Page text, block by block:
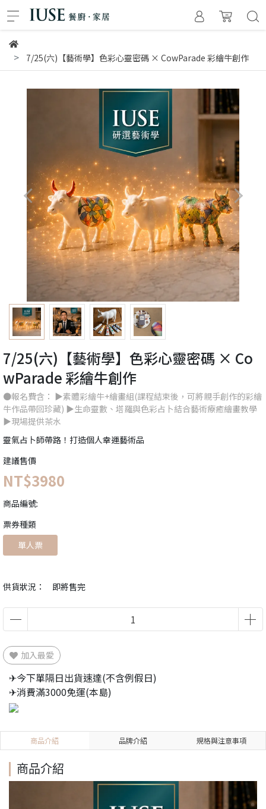
7/25(六)【藝術學】色彩心靈密碼 × CowParade 彩繪牛創作
7/25(六)【藝術學】色彩心靈密碼 × Co
wParade 彩繪牛創作
●報名費含： ▶素體彩繪牛+繪畫組(課程結束後，可將親手創作的彩繪
牛作品帶回珍藏) ▶生命靈數、塔羅與色彩占卜結合藝術療癒繪畫教學
▶現場提供茶水
靈氣占卜師帶路！打造個人幸運藝術品
建議售價
NT$3980
商品編號:
供貨狀況： 即將售完
票券種類
單人票
加入最愛
✈今下單隔日出貨速達(不含例假日)
✈消費滿3000免運(本島)
商品介紹 品牌介紹 規格與注意事項
商品介紹